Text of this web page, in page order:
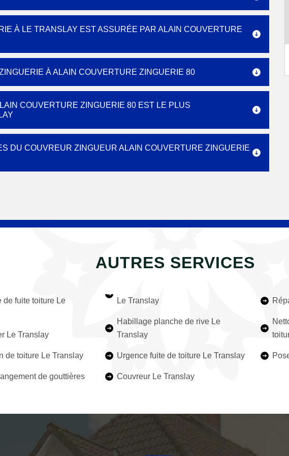
À LE TRANSLAY EST ASSURÉE PAR ALAIN COUVERTURE
À ALAIN COUVERTURE ZINGUERIE 80
COUVERTURE ZINGUERIE 80 EST LE PLUS
DU COUVREUR ZINGUEUR ALAIN COUVERTURE ZINGUERIE
AUTRES SERVICES
de fuite toiture Le
Le Translay
de toiture Le Translay
de gouttières
Le Translay
Habillage planche de rive Le
Translay
Urgence fuite de toiture Le Translay
Couvreur Le Translay